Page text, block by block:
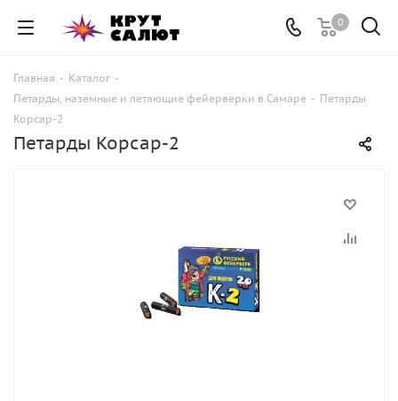
0
Главная - Каталог -
Петарды, наземные и летающие фейерверки в Самаре - Петарды
Корсар-2
Петарды Корсар-2